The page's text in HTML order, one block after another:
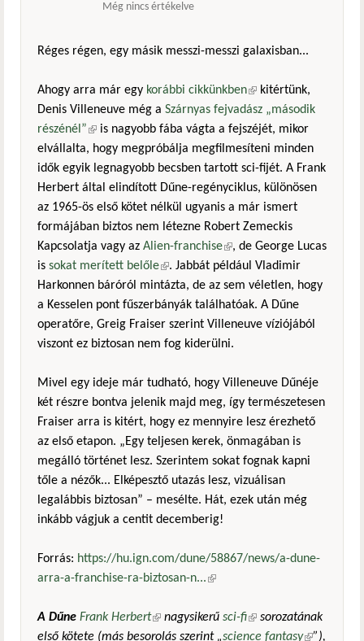
Még nincs értékelve
Réges régen, egy másik messzi-messzi galaxisban...
Ahogy arra már egy korábbi cikkünkben(külső hivatkozás)
kitértünk,
Denis Villeneuve még a Szárnyas fejvadász „második
részénél”(külső hivatkozás)
is nagyobb fába vágta a fejszéjét, mikor
elvállalta, hogy megpróbálja megfilmesíteni minden
idők egyik legnagyobb becsben tartott sci-fijét. A Frank
Herbert által elindított Dűne-regényciklus, különösen
az 1965-ös első kötet nélkül ugyanis a már ismert
formájában biztos nem létezne Robert Zemeckis
Kapcsolatja vagy az Alien-franchise(külső hivatkozás)
, de George Lucas
is sokat merített belőle(külső hivatkozás)
. Jabbát például Vladimir
Harkonnen báróról mintázta, de az sem véletlen, hogy
a Kesselen pont fűszerbányák találhatóak. A Dűne
operatőre, Greig Fraiser szerint Villeneuve víziójából
viszont ez biztosan nem fog kiderülni.
Mivel egy ideje már tudható, hogy Villeneuve Dűnéje
két részre bontva jelenik majd meg, így természetesen
Fraiser arra is kitért, hogy ez mennyire lesz érezhető
az első etapon. „Egy teljesen kerek, önmagában is
megálló történet lesz. Szerintem sokat fognak kapni
tőle a nézők... Elképesztő utazás lesz, vizuálisan
legalábbis biztosan” – mesélte. Hát, ezek után még
inkább vágjuk a centit decemberig!
Forrás: https://hu.ign.com/dune/58867/news/a-dune-
arra-a-franchise-ra-biztosan-n...(külső hivatkozás)
A Dűne Frank Herbert(külső hivatkozás)
nagysikerű sci-fi(külső hivatkozás)
sorozatának
első kötete (más besorolás szerint „science fantasy(külső
”),